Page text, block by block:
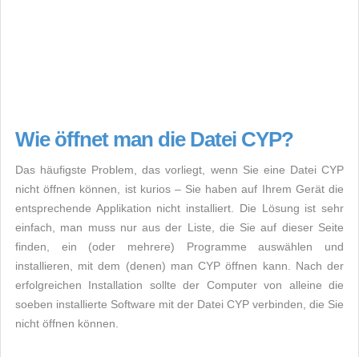
Wie öffnet man die Datei CYP?
Das häufigste Problem, das vorliegt, wenn Sie eine Datei CYP
nicht öffnen können, ist kurios – Sie haben auf Ihrem Gerät die
entsprechende Applikation nicht installiert. Die Lösung ist sehr
einfach, man muss nur aus der Liste, die Sie auf dieser Seite
finden, ein (oder mehrere) Programme auswählen und
installieren, mit dem (denen) man CYP öffnen kann. Nach der
erfolgreichen Installation sollte der Computer von alleine die
soeben installierte Software mit der Datei CYP verbinden, die Sie
nicht öffnen können.